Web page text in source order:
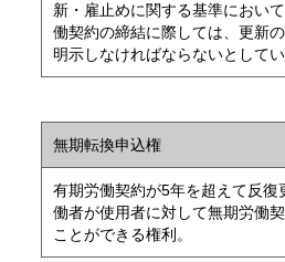
新・雇止めに関する基準におい
働契約の締結に際しては、更新
明示しなければならないとしてい
無期転換申込権
有期労働契約が5年を超えて反復
働者が使用者に対して無期労働
ことができる権利。